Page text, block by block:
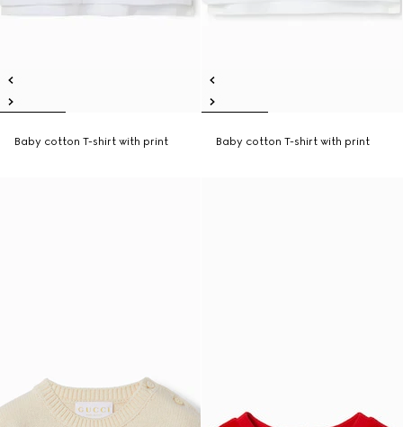
Baby cotton T-shirt with print Baby cotton T-shirt with print